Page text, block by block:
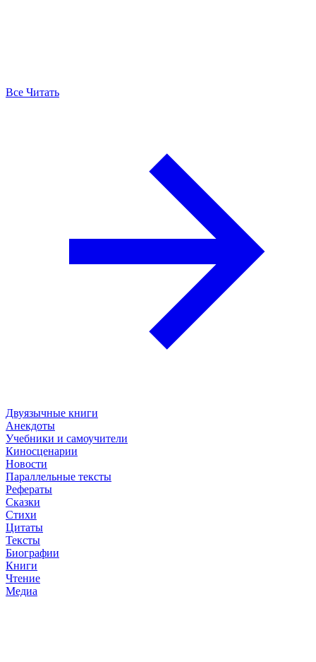
Все Читать
Двуязычные книги
Анекдоты
Учебники и самоучители
Киносценарии
Новости
Параллельные тексты
Рефераты
Сказки
Стихи
Цитаты
Тексты
Биографии
Книги
Чтение
Медиа